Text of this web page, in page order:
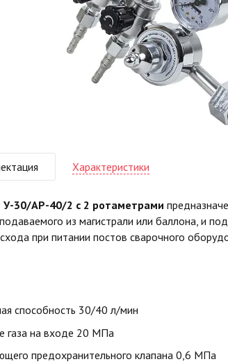
Характеристики
У-30/АР-40/2 с 2 ротаметрами
из магистрали или баллона, и
при питании постов сварочного
способность 30/40 л/мин
газа на входе 20 МПа
предохранительного клапана 0,6 МПа